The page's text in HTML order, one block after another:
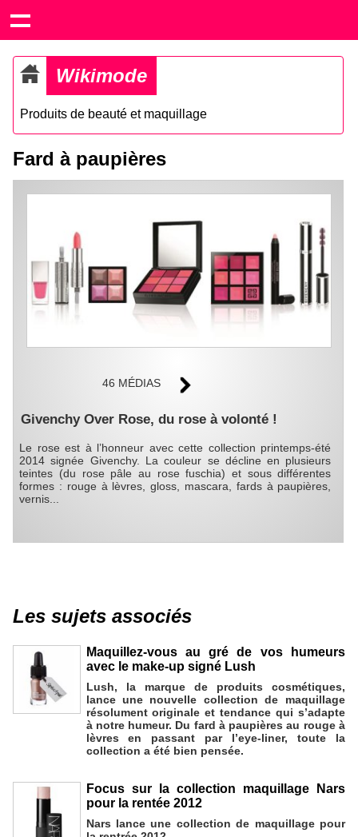
Wikimode
Produits de beauté et maquillage
Fard à paupières
46 MÉDIAS
Givenchy Over Rose, du rose à volonté !
Le rose est à l’honneur avec cette collection printemps-été
2014 signée Givenchy. La couleur se décline en plusieurs
teintes (du rose pâle au rose fuschia) et sous différentes
formes : rouge à lèvres, gloss, mascara, fards à paupières,
vernis...
Les sujets associés
Maquillez-vous au gré de vos humeurs
avec le make-up signé Lush
Lush, la marque de produits cosmétiques,
lance une nouvelle collection de maquillage
résolument originale et tendance qui s’adapte
à notre humeur. Du fard à paupières au rouge à
lèvres en passant par l’eye-liner, toute la
collection a été bien pensée.
Focus sur la collection maquillage Nars
pour la rentée 2012
Nars lance une collection de maquillage pour